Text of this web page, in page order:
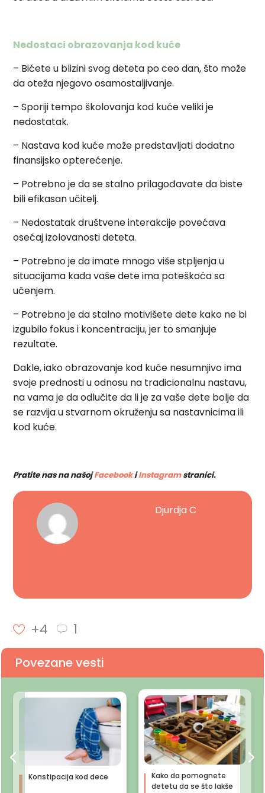
Nedostaci obrazovanja kod kuće
– Bićete u blizini svog deteta po ceo dan, što može
da oteža njegovo osamostaljivanje.
– Sporiji tempo školovanja kod kuće veliki je
nedostatak.
– Nastava kod kuće može predstavljati dodatno
finansijsko opterećenje.
– Potrebno je da se stalno prilagođavate da biste
bili efikasan učitelj.
– Nedostatak društvene interakcije povećava
osećaj izolovanosti deteta.
– Potrebno je da imate mnogo više stpljenja u
situacijama kada vaše dete ima poteškoća sa
učenjem.
– Potrebno je da stalno motivišete dete kako ne bi
izgubilo fokus i koncentraciju, jer to smanjuje
rezultate.
Dakle, iako obrazovanje kod kuće nesumnjivo ima
svoje prednosti u odnosu na tradicionalnu nastavu,
na vama je da odlučite da li je za vaše dete bolje da
se razvija u stvarnom okruženju sa nastavnicima ili
kod kuće.
Pratite nas na našojFacebookiInstagramstranici.
Djurdja C
+4 1
Povezane vesti
Konstipacija kod dece
Kako da pomognete
detetu da se što lakše